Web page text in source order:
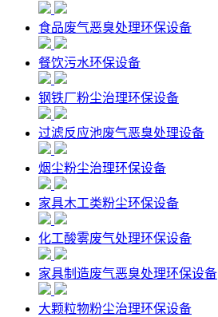
食品废气恶臭处理环保设备
餐饮污水环保设备
钢铁厂粉尘治理环保设备
过滤反应池废气恶臭处理设备
烟尘粉尘治理环保设备
家具木工类粉尘环保设备
化工酸雾废气处理环保设备
家具制造废气恶臭处理环保设备
大颗粒物粉尘治理环保设备